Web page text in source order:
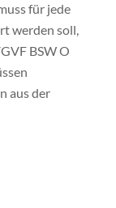
für jede
werden soll,
BSW O
aus der